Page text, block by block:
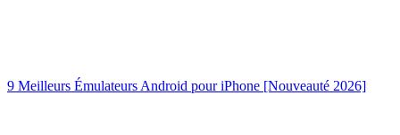
9 Meilleurs Émulateurs Android pour iPhone [Nouveauté 2026]